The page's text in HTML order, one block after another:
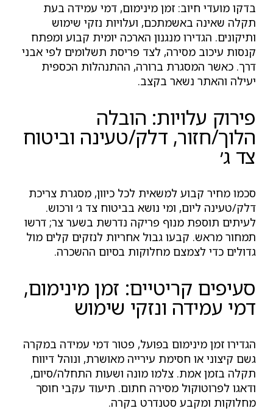
בדקו מועדי חיוב: זמן מינימום, דמי עמידה בעת
תקלה שאינה באשמתכם, ועלויות נזקי שימוש
ותיקונים. הגדירו מנגנון הארכה יומית קבוע ומפתח
קנסות עיכוב מסירה, לצד פריסת תשלומים לפי אבני
דרך. כאשר המסגרת ברורה, ההתנהלות הכספית
יעילה והאתר נשאר בקצב.
פירוק עלויות: הובלה
הלוך/חזור, דלק/טעינה וביטוח
צד ג׳
סכמו מחיר קבוע למשאית לכל כיוון, מסגרת צריכת
דלק/טעינה ליום, ומי נושא בביטוח צד ג׳ ורכוש.
לעיתים תוספת מנוף פריקה נדרשת בשער צר; דרשו
תמחור מראש. קבעו גבול אחריות לנזקים קלים מול
גדולים כדי לצמצם מחלוקות בסיום ההשכרה.
סעיפים קריטיים: זמן מינימום,
דמי עמידה ונזקי שימוש
הגדירו זמן מינימום בפועל, פטור דמי עמידה במקרה
גשם קיצוני או חסימת עירייה מאושרת, ונוהל דיווח
תקלה בזמן אמת. צלמו מונה ושעות התחלה/סיום,
ודאגו לפרוטוקול מסירה חתום. תיעוד עקבי חוסך
מחלוקות ומקבע סטנדרט בקרה.